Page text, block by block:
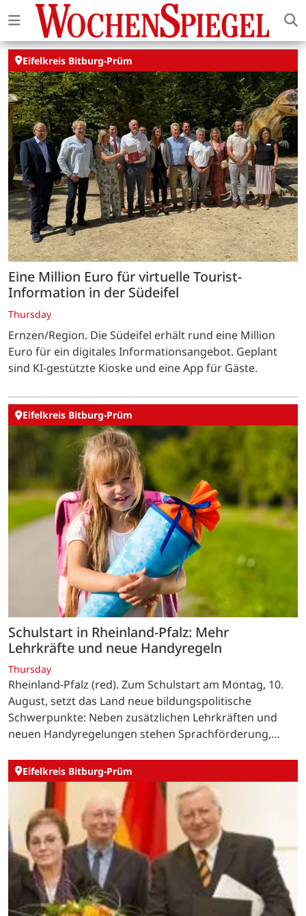
Eifelkreis Bitburg-Prüm
Eine Million Euro für virtuelle Tourist-
Information in der Südeifel
Thursday
Ernzen/Region. Die Südeifel erhält rund eine Million
Euro für ein digitales Informationsangebot. Geplant
sind KI-gestützte Kioske und eine App für Gäste.
Eifelkreis Bitburg-Prüm
Schulstart in Rheinland-Pfalz: Mehr
Lehrkräfte und neue Handyregeln
Thursday
Rheinland-Pfalz (red). Zum Schulstart am Montag, 10.
August, setzt das Land neue bildungspolitische
Schwerpunkte: Neben zusätzlichen Lehrkräften und
neuen Handyregelungen stehen Sprachförderung,
Eifelkreis Bitburg-Prüm